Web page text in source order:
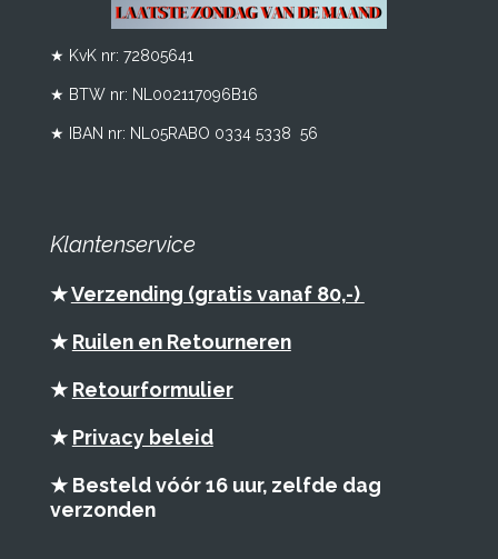
★ KvK nr: 72805641
★ BTW nr: NL002117096B16
★ IBAN nr: NL05RABO 0334 5338 56
Klantenservice
★Verzending (gratis vanaf 80,-)
★ Ruilen en Retourneren
★ Retourformulier
★ Privacy beleid
★ Besteld vóór 16 uur, zelfde dag
verzonden